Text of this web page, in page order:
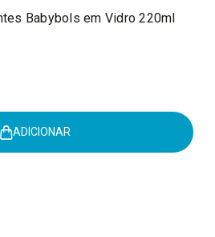
Babybols em Vidro 220ml
ADICIONAR